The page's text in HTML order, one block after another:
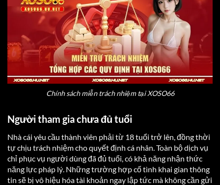
Chính sách miễn trách nhiệm tại XOSO66
Người tham gia chưa đủ tuổi
Nhà cái yêu cầu thành viên phải từ 18 tuổi trở lên, đồng thời
tự chịu trách nhiệm cho quyết định cá nhân. Toàn bộ dịch vụ
chỉ phục vụ người dùng đã đủ tuổi, có khả năng nhận thức
năng lực pháp lý. Những trường hợp cố tình khai gian thông
tin sẽ bị vô hiệu hóa tài khoản ngay lập tức mà không cần gửi